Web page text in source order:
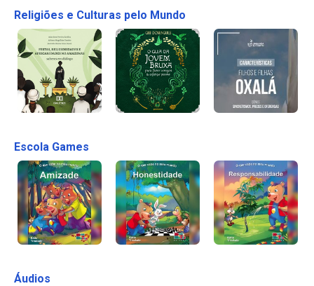
Religiões e Culturas pelo Mundo
Escola Games
Áudios